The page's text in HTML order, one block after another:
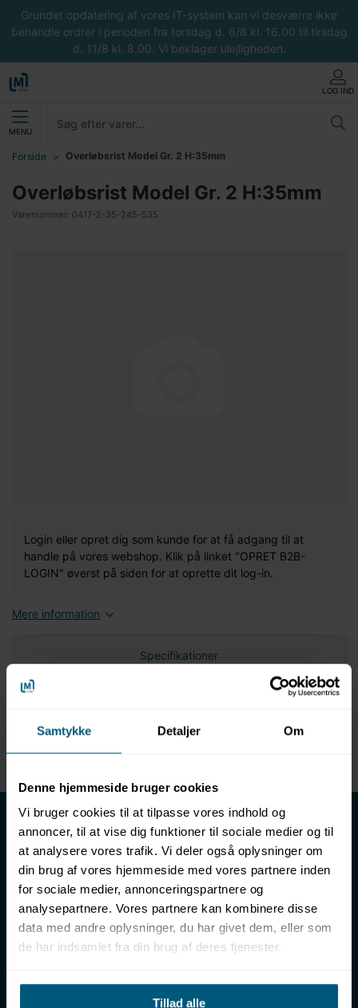
Samtykke Detaljer Om
Denne hjemmeside bruger cookies
Vi bruger cookies til at tilpasse vores indhold og
annoncer, til at vise dig funktioner til sociale medier og til
at analysere vores trafik. Vi deler også oplysninger om
din brug af vores hjemmeside med vores partnere inden
for sociale medier, annonceringspartnere og
analysepartnere. Vores partnere kan kombinere disse
data med andre oplysninger, du har givet dem, eller som
de har indsamlet fra din brug af deres tjenester.
Tillad alle
Grundet opdatering af vores IT-system kan vi desværre ikke
behandle ordrer i perioden fra torsdag d. 6/8 kl. 16.00 til tirsdag
d. 11/8 kl. 8.00. Vi beklager ulejligheden.
LOG IND
MENU
Forside Overløbsrist Model Gr. 2 H:35mm
Overløbsrist Model Gr. 2 H:35mm
Varenummer: 0417-2-35-245-535
Login eller opret dig som kunde for at få adgang til at
handle på vores webshop. Klik på linket "OPRET B2B-
LOGIN" øverst på siden for at oprette dit log-in.
Mere information
Specifikationer
Enhed
LML SPORT - Alt til vand
LML SPORT er en engrosforhandler af alt til vand. Vores
sortiment omfatter f.eks. badetøj, svømmeudstyr, udstyr til
vandleg og vandsport, vandbehandling og teknik samt inventar
til vådrum, sauna & spa. Vores kunder er bl.a. svømmehaller,
badelande, friluftsbade, campingpladser, feriecentre,
idrætshaller og skoler. Vælg os som din leverandør, fordi vi har
over 50 års erfaring i branchen og tilbyder den højeste